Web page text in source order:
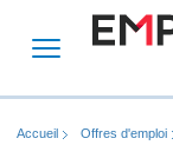
Accueil Offres d'emploi